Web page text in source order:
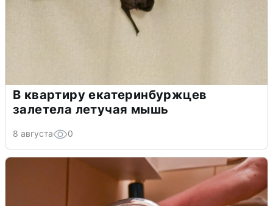
В квартиру екатеринбуржцев
залетела летучая мышь
8 августа 0